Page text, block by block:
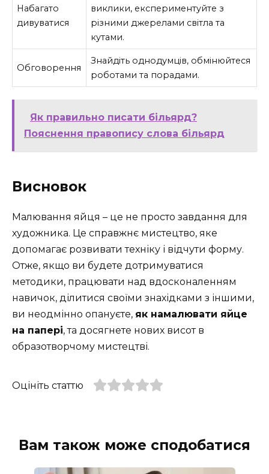
Набагато
дивуватися
виклики, експериментуйте з
різними джерелами світла та
кутами.
Обговорення
Знайдіть однодумців, обмінюйтеся
роботами та порадами.
Як правильно писати більярд?
Пояснення правопису слова більярд
Висновок
Малювання яйця – це не просто завдання для
художника. Це справжнє мистецтво, яке
допомагає розвивати техніку і відчути форму.
Отже, якщо ви будете дотримуватися
методики, працювати над вдосконаленням
навичок, ділитися своїми знахідками з іншими,
ви неодмінно опануєте, як намалювати яйце
на папері, та досягнете нових висот в
образотворчому мистецтві.
Оцініть статтю
Вам також може сподобатися